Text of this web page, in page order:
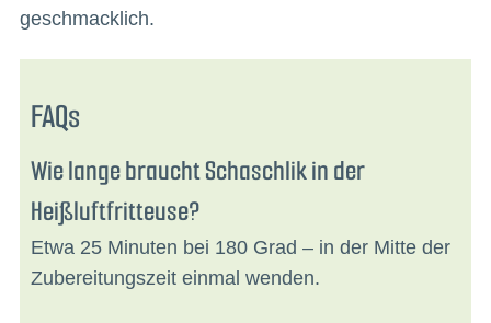
geschmacklich.
FAQs
Wie lange braucht Schaschlik in der
Heißluftfritteuse?
Etwa 25 Minuten bei 180 Grad – in der Mitte der
Zubereitungszeit einmal wenden.